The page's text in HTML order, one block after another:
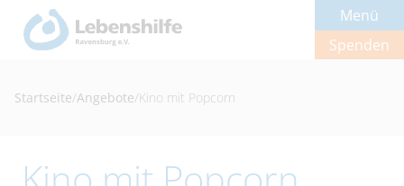
Menü
Spenden
Startseite/Angebote/Kino mit Popcorn